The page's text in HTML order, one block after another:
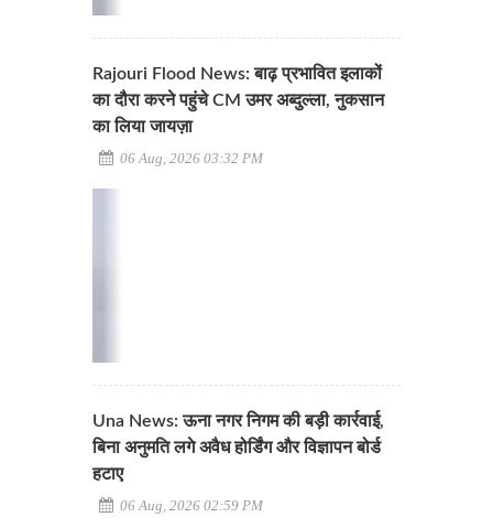
Rajouri Flood News: बाढ़ प्रभावित इलाकों
का दौरा करने पहुंचे CM उमर अब्दुल्ला, नुकसान
का लिया जायज़ा
06 Aug, 2026 03:32 PM
Una News: ऊना नगर निगम की बड़ी कार्रवाई,
बिना अनुमति लगे अवैध होर्डिंग और विज्ञापन बोर्ड
हटाए
06 Aug, 2026 02:59 PM